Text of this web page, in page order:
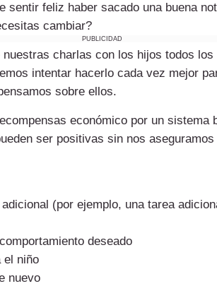
sentir feliz haber sacado una buena
cambiar?
PUBLICIDAD
charlas con los hijos todos
intentar hacerlo cada vez mejor
sobre ellos.
económico por un sistema
ser positivas sin nos aseguramos
(por ejemplo, una tarea
deseado
el niño
nuevo